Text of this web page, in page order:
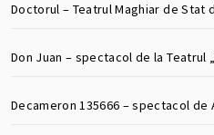
Doctorul – Teatrul Maghiar de Stat
Don Juan – spectacol de la Teatrul
Decameron 135666 – spectacol de